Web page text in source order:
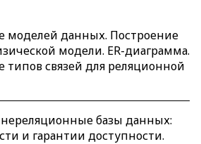
моделей данных. Построение
модели. ER-диаграмма.
типов связей для реляционной
базы данных:
и гарантии доступности.